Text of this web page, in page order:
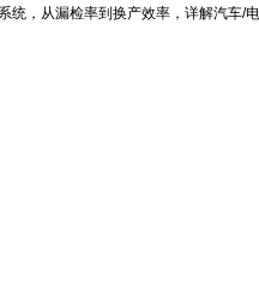
，从漏检率到换产效率，详解汽车/